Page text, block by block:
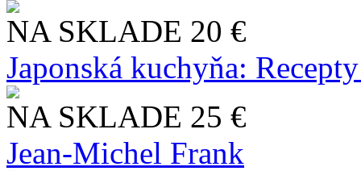
NA SKLADE 20 €
Japonská kuchyňa:
NA SKLADE 25 €
Jean-Michel Frank